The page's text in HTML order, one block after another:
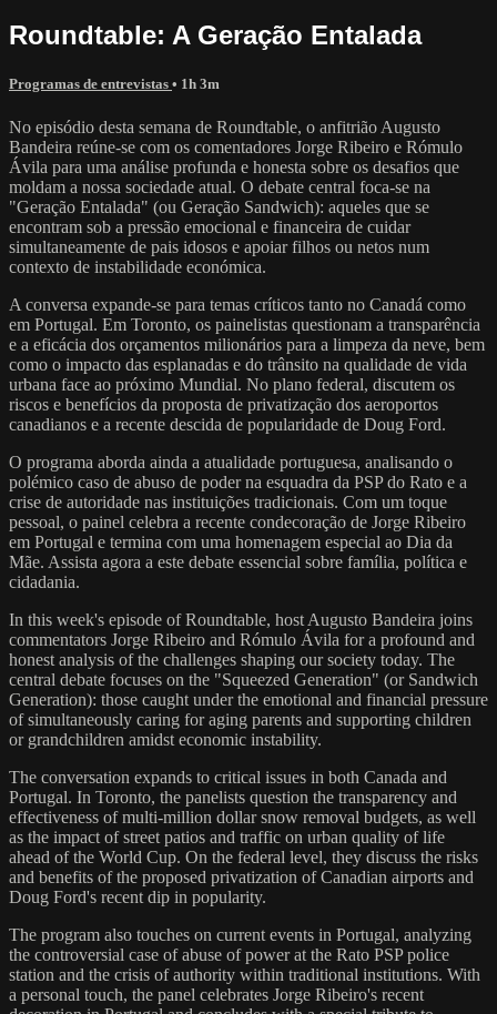
Roundtable: A Geração Entalada
Programas de entrevistas • 1h 3m
No episódio desta semana de Roundtable, o anfitrião Augusto
Bandeira reúne-se com os comentadores Jorge Ribeiro e Rómulo
Ávila para uma análise profunda e honesta sobre os desafios que
moldam a nossa sociedade atual. O debate central foca-se na
"Geração Entalada" (ou Geração Sandwich): aqueles que se
encontram sob a pressão emocional e financeira de cuidar
simultaneamente de pais idosos e apoiar filhos ou netos num
contexto de instabilidade económica.
A conversa expande-se para temas críticos tanto no Canadá como
em Portugal. Em Toronto, os painelistas questionam a transparência
e a eficácia dos orçamentos milionários para a limpeza da neve, bem
como o impacto das esplanadas e do trânsito na qualidade de vida
urbana face ao próximo Mundial. No plano federal, discutem os
riscos e benefícios da proposta de privatização dos aeroportos
canadianos e a recente descida de popularidade de Doug Ford.
O programa aborda ainda a atualidade portuguesa, analisando o
polémico caso de abuso de poder na esquadra da PSP do Rato e a
crise de autoridade nas instituições tradicionais. Com um toque
pessoal, o painel celebra a recente condecoração de Jorge Ribeiro
em Portugal e termina com uma homenagem especial ao Dia da
Mãe. Assista agora a este debate essencial sobre família, política e
cidadania.
In this week's episode of Roundtable, host Augusto Bandeira joins
commentators Jorge Ribeiro and Rómulo Ávila for a profound and
honest analysis of the challenges shaping our society today. The
central debate focuses on the "Squeezed Generation" (or Sandwich
Generation): those caught under the emotional and financial pressure
of simultaneously caring for aging parents and supporting children
or grandchildren amidst economic instability.
The conversation expands to critical issues in both Canada and
Portugal. In Toronto, the panelists question the transparency and
effectiveness of multi-million dollar snow removal budgets, as well
as the impact of street patios and traffic on urban quality of life
ahead of the World Cup. On the federal level, they discuss the risks
and benefits of the proposed privatization of Canadian airports and
Doug Ford's recent dip in popularity.
The program also touches on current events in Portugal, analyzing
the controversial case of abuse of power at the Rato PSP police
station and the crisis of authority within traditional institutions. With
a personal touch, the panel celebrates Jorge Ribeiro's recent